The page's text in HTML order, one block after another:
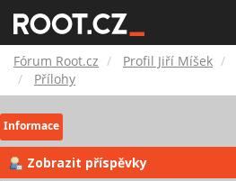
Root.cz
Fórum Root.cz Profil Jiří Míšek
Přílohy
Informace
Zobrazit příspěvky